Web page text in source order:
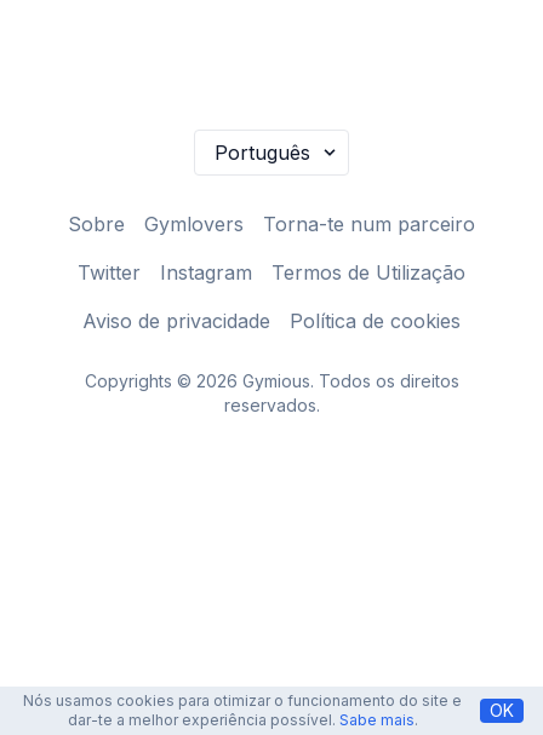
Sobre Gymlovers
Torna-te num parceiro
Twitter
Instagram
Termos de Utilização
Aviso de privacidade
Política de cookies
Copyrights © 2026 Gymious. Todos os direitos
reservados.
Nós usamos cookies para otimizar o funcionamento do site e
dar-te a melhor experiência possível. Sabe mais. OK